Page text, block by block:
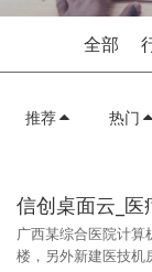
全部
推荐 热门
信创桌面云_医
广西某综合医院计
楼，另外新建医技机